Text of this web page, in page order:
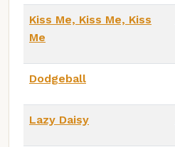
Kiss Me, Kiss Me, Kiss
Me
Dodgeball
Lazy Daisy